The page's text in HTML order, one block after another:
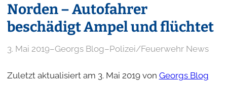
Norden – Autofahrer
beschädigt Ampel und flüchtet
3. Mai 2019–Georgs Blog–Polizei/Feuerwehr News
Zuletzt aktualisiert am 3. Mai 2019 von Georgs Blog